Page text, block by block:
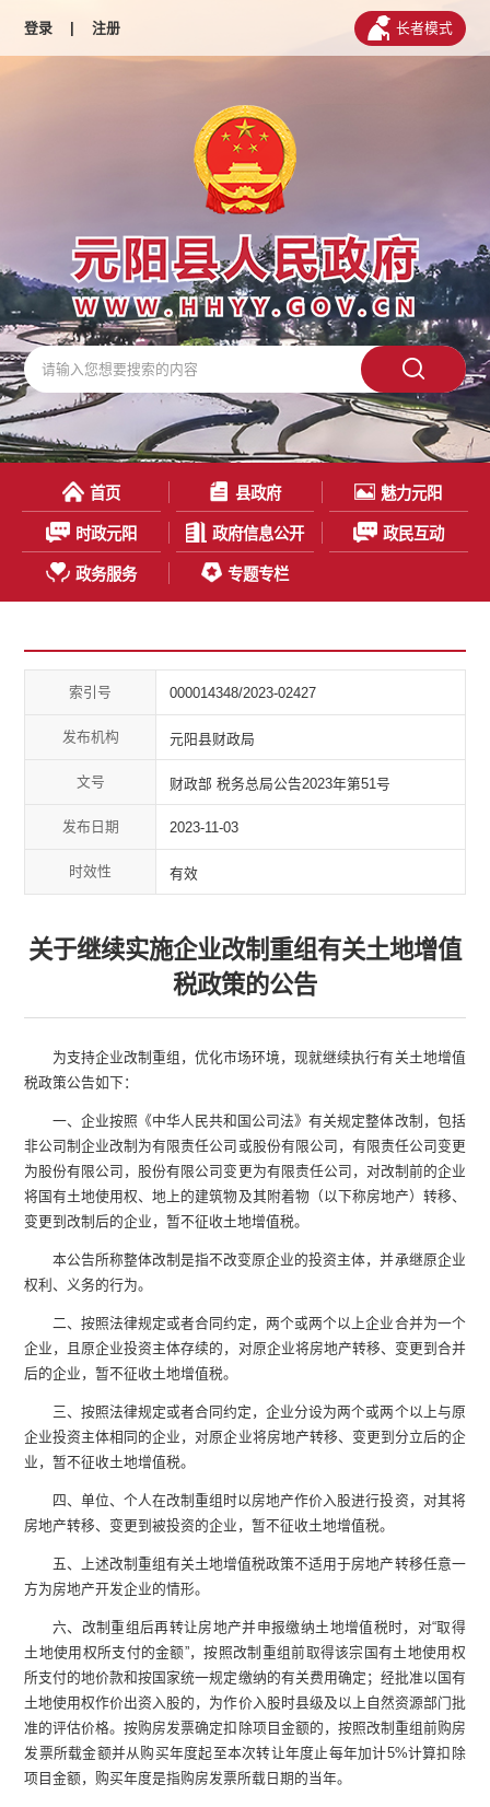
登录 | 注册 长者模式
首页 县政府 魅力元阳
时政元阳 政府信息公开 政民互动
政务服务 专题专栏
索引号 000014348/2023-02427
发布机构 元阳县财政局
文号 财政部 税务总局公告2023年第51号
发布日期 2023-11-03
时效性 有效
关于继续实施企业改制重组有关土地增值
税政策的公告
为支持企业改制重组，优化市场环境，现就继续执行有关土地增值
税政策公告如下：
一、企业按照《中华人民共和国公司法》有关规定整体改制，包括
非公司制企业改制为有限责任公司或股份有限公司，有限责任公司变更
为股份有限公司，股份有限公司变更为有限责任公司，对改制前的企业
将国有土地使用权、地上的建筑物及其附着物（以下称房地产）转移、
变更到改制后的企业，暂不征收土地增值税。
本公告所称整体改制是指不改变原企业的投资主体，并承继原企业
权利、义务的行为。
二、按照法律规定或者合同约定，两个或两个以上企业合并为一个
企业，且原企业投资主体存续的，对原企业将房地产转移、变更到合并
后的企业，暂不征收土地增值税。
三、按照法律规定或者合同约定，企业分设为两个或两个以上与原
企业投资主体相同的企业，对原企业将房地产转移、变更到分立后的企
业，暂不征收土地增值税。
四、单位、个人在改制重组时以房地产作价入股进行投资，对其将
房地产转移、变更到被投资的企业，暂不征收土地增值税。
五、上述改制重组有关土地增值税政策不适用于房地产转移任意一
方为房地产开发企业的情形。
六、改制重组后再转让房地产并申报缴纳土地增值税时，对“取得
土地使用权所支付的金额”，按照改制重组前取得该宗国有土地使用权
所支付的地价款和按国家统一规定缴纳的有关费用确定；经批准以国有
土地使用权作价出资入股的，为作价入股时县级及以上自然资源部门批
准的评估价格。按购房发票确定扣除项目金额的，按照改制重组前购房
发票所载金额并从购买年度起至本次转让年度止每年加计5%计算扣除
项目金额，购买年度是指购房发票所载日期的当年。